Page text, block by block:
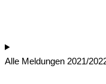
Alle Meldungen 2021/